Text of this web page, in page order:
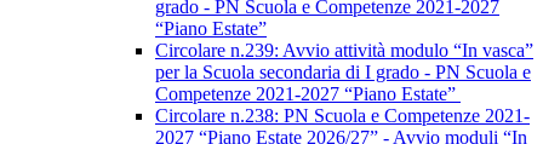
grado - PN Scuola e Competenze 2021-2027
“Piano Estate”
Circolare n.239: Avvio attività modulo “In vasca”
per la Scuola secondaria di I grado - PN Scuola e
Competenze 2021-2027 “Piano Estate”
Circolare n.238: PN Scuola e Competenze 2021-
2027 “Piano Estate 2026/27” - Avvio moduli “In